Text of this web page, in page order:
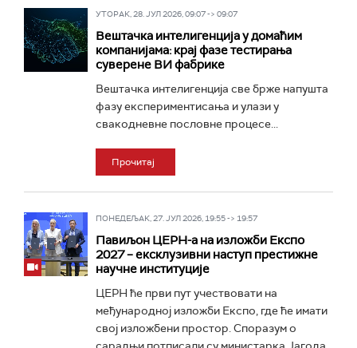
УТОРАК, 28. ЈУЛ 2026, 09:07 -> 09:07
Вештачка интелигенција у домаћим
компанијама: крај фазе тестирања
суверене ВИ фабрике
Вештачка интелигенција све брже напушта
фазу експериментисања и улази у
свакодневне пословне процесе...
Прочитај
ПОНЕДЕЉАК, 27. ЈУЛ 2026, 19:55 -> 19:57
Павиљон ЦЕРН-а на изложби Експо
2027 – ексклузивни наступ престижне
научне институције
ЦЕРН ће први пут учествовати на
међународној изложби Експо, где ће имати
свој изложбени простор. Споразум о